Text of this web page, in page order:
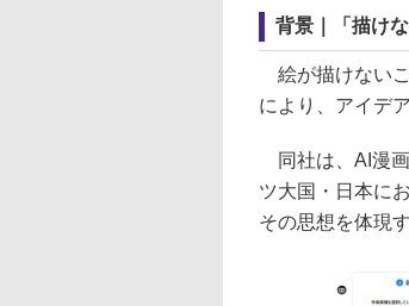
背景｜「描け
絵が描けない
により、アイデ
同社は、AI漫画
ツ大国・日本に
その思想を体現